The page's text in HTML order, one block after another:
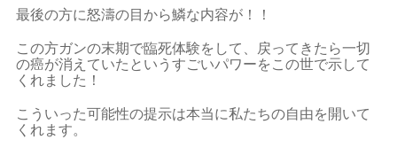
最後の方に怒濤の目から鱗な内容が！！
この方ガンの末期で臨死体験をして、戻ってきたら一切
の癌が消えていたというすごいパワーをこの世で示して
くれました！
こういった可能性の提示は本当に私たちの自由を開いて
くれます。